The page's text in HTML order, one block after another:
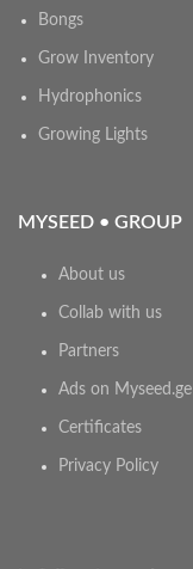
Bongs
Grow Inventory
Hydrophonics
Growing Lights
MYSEED • GROUP
About us
Collab with us
Partners
Ads on Myseed.ge
Certificates
Privacy Policy